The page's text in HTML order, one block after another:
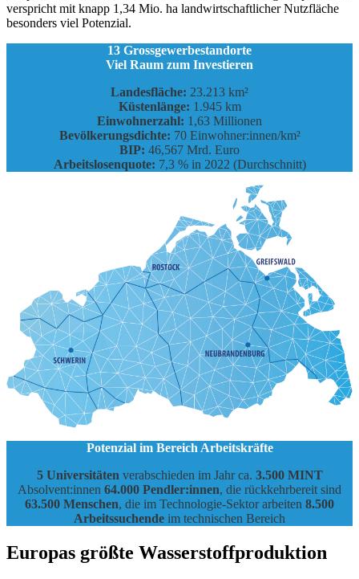
verspricht mit knapp 1,34 Mio. ha landwirtschaftlicher Nutzfläche
besonders viel Potenzial.
13 Grossgewerbestandorte
Viel Raum zum Investieren
Landesfläche: 23.213 km²
Küstenlänge: 1.945 km
Einwohnerzahl: 1,63 Millionen
Bevölkerungsdichte: 70 Einwohner:innen/km²
BIP: 46,567 Mrd. Euro
Arbeitslosenquote: 7,3 % in 2022 (Durchschnitt)
Potenzial im Bereich Arbeitskräfte
5 Universitäten verabschieden im Jahr ca. 3.500 MINT
Absolvent:innen 64.000 Pendler:innen, die rückkehrbereit sind
63.500 Menschen, die im Technologie-Sektor arbeiten 8.500
Arbeitssuchende im technischen Bereich
Europas größte Wasserstoffproduktion